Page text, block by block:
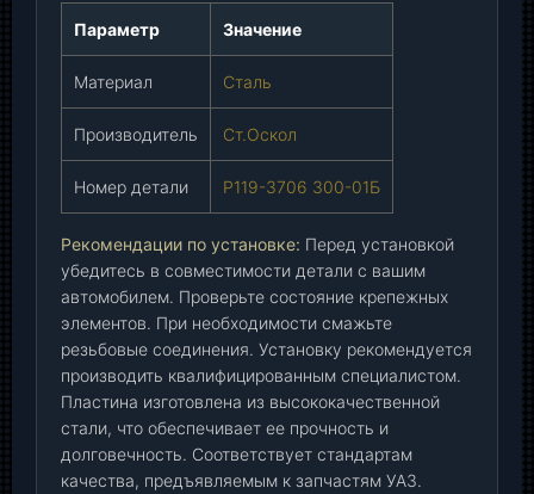
)
(
С
т
О
с
к
о
л
)
Параметр Значение
Материал Сталь
Производитель Ст.Оскол
Номер детали Р119-3706 300-01Б
Рекомендации по установке: Перед установкой
убедитесь в совместимости детали с вашим
автомобилем. Проверьте состояние крепежных
элементов. При необходимости смажьте
резьбовые соединения. Установку рекомендуется
производить квалифицированным специалистом.
Пластина изготовлена из высококачественной
стали, что обеспечивает ее прочность и
долговечность. Соответствует стандартам
качества, предъявляемым к запчастям УАЗ.